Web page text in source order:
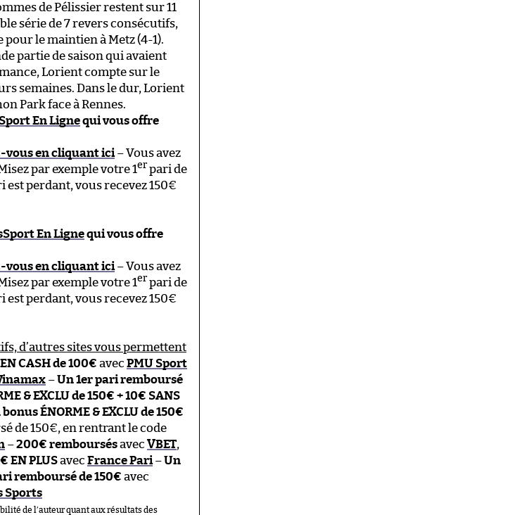
de Pélissier restent sur 11
série de 7 revers consécutifs,
le maintien à Metz (4-1).
partie de saison qui avaient
Lorient compte sur le
semaines. Dans le dur, Lorient
Park face à Rennes.
En Lignequi vous offre
vous en cliquant ici– Vous avez
par exemple votre 1er pari de
est perdant, vous recevez 150€
En Lignequi vous offre
vous en cliquant ici– Vous avez
par exemple votre 1er pari de
est perdant, vous recevez 150€
d’autres sites vous permettent
CASH de 100€ avec PMU Sport
–Un 1er pari remboursé
& EXCLU de 150€ + 10€ SANS
ÉNORME & EXCLU de 150€
de 150€, en rentrant le code
–200€ remboursésavec VBET,
EN PLUSavec France Pari–Un
remboursé de 150€ avec
Sports
de l’auteur quant aux résultats des